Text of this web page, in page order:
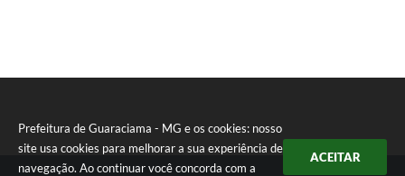
Prefeitura de Guaraciama - MG e os cookies: nosso
site usa cookies para melhorar a sua experiência de
navegação. Ao continuar você concorda com a
ACEITAR